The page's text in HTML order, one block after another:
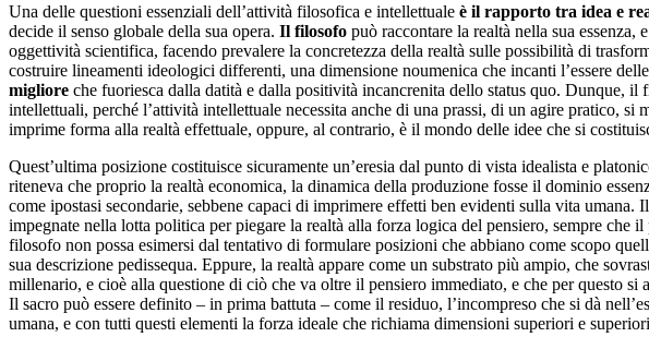
Una delle questioni essenziali dell’attività filosofica e intellettuale è il rapporto tra idea e
decide il senso globale della sua opera. Il filosofo può raccontare la realtà nella sua
oggettività scientifica, facendo prevalere la concretezza della realtà sulle possibilità di
costruire lineamenti ideologici differenti, una dimensione noumenica che incanti l’essere
migliore che fuoriesca dalla datità e dalla positività incancrenita dello status quo. Dunque,
intellettuali, perché l’attività intellettuale necessita anche di una prassi, di un agire pratico,
imprime forma alla realtà effettuale, oppure, al contrario, è il mondo delle idee che si
Quest’ultima posizione costituisce sicuramente un’eresia dal punto di vista idealista e
riteneva che proprio la realtà economica, la dinamica della produzione fosse il dominio
come ipostasi secondarie, sebbene capaci di imprimere effetti ben evidenti sulla vita umana. Il
impegnate nella lotta politica per piegare la realtà alla forza logica del pensiero, sempre che
filosofo non possa esimersi dal tentativo di formulare posizioni che abbiano come scopo
sua descrizione pedissequa. Eppure, la realtà appare come un substrato più ampio, che
millenario, e cioè alla questione di ciò che va oltre il pensiero immediato, e che per questo
Il sacro può essere definito – in prima battuta – come il residuo, l’incompreso che si dà
umana, e con tutti questi elementi la forza ideale che richiama dimensioni superiori e